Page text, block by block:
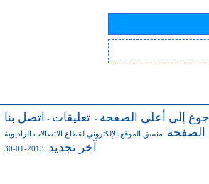
إلى أعلى الصفحة - تعليقات - اتصل بنا
الصفحة: منسق الموقع الإلكتروني لقطاع الاتصالات الراديوية
آخر تجديد: 2013-01-30